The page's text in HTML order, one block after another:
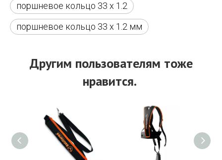
поршневое кольцо 33 х 1.2
поршневое кольцо 33 х 1.2 мм
Другим пользователям тоже
нравится.